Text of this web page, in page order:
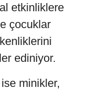
etkinliklere
çocuklar
ediniyor.
minikler,